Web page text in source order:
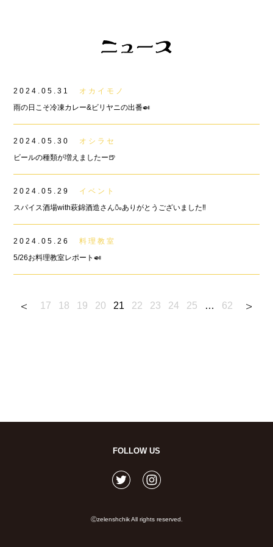
2024.05.31
オカイモノ
雨の日こそ冷凍カレー&ビリヤニの出番🍛
2024.05.30
オシラセ
ビールの種類が増えましたー🍺
2024.05.29
イベント
スパイス酒場with萩錦酒造さん🍶ありがとうございました‼︎
2024.05.26
料理教室
5/26お料理教室レポート🍛
17 18 19 20 21 22 23 24 25 … 62
FOLLOW US
Ⓒzelenshchik All rights reserved.